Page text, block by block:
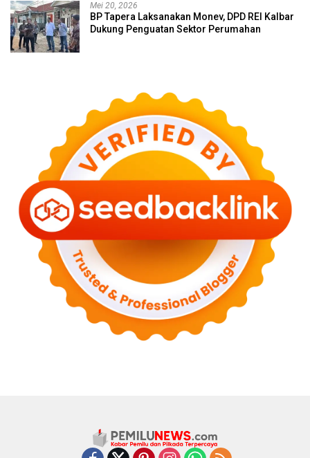
Mei 20, 2026
BP Tapera Laksanakan Monev, DPD REI Kalbar
Dukung Penguatan Sektor Perumahan